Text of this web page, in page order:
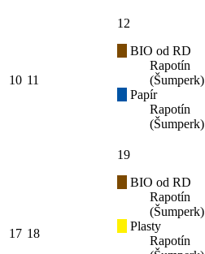
10 11
12
BIO od RD
Rapotín
(Šumperk)
Papír
Rapotín
(Šumperk)
17 18
19
BIO od RD
Rapotín
(Šumperk)
Plasty
Rapotín